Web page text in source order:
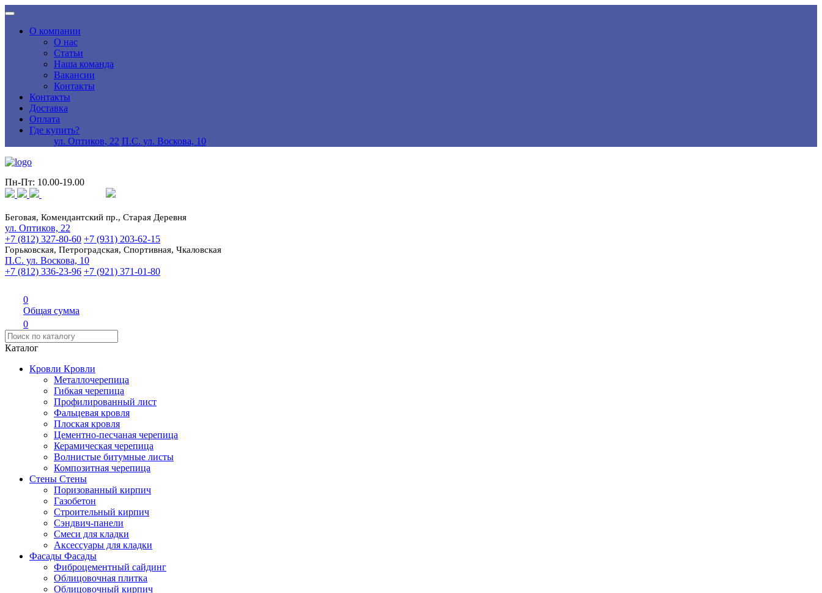
О компании
О нас
Статьи
Наша команда
Вакансии
Контакты
Контакты
Доставка
Оплата
Где купить?
ул. Оптиков, 22 П.С. ул. Воскова, 10
Пн-Пт: 10.00-19.00
Беговая, Комендантский пр., Старая Деревня
ул. Оптиков, 22
+7 (812) 327-80-60 +7 (931) 203-62-15
Горьковская, Петроградская, Спортивная, Чкаловская
П.С. ул. Воскова, 10
+7 (812) 336-23-96 +7 (921) 371-01-80
0
Общая сумма
0
Каталог
Кровли Кровли
Металлочерепица
Гибкая черепица
Профилированный лист
Фальцевая кровля
Плоская кровля
Цементно-песчаная черепица
Керамическая черепица
Волнистые битумные листы
Композитная черепица
Стены Стены
Поризованный кирпич
Газобетон
Строительный кирпич
Сэндвич-панели
Смеси для кладки
Аксессуары для кладки
Фасады Фасады
Фиброцементный сайдинг
Облицовочная плитка
Облицовочный кирпич